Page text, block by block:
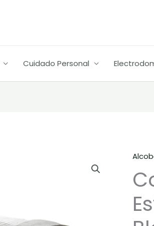
Cuidado Personal
Real
Tex